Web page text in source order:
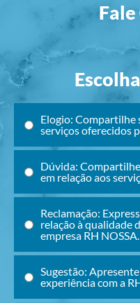
Fale
Elogio: Compartilhe
serviços oferecidos
Dúvida:
em relação aos
Reclamação:
relação à qualidade
empresa RH NOSSA.
Sugestão:
experiência com a